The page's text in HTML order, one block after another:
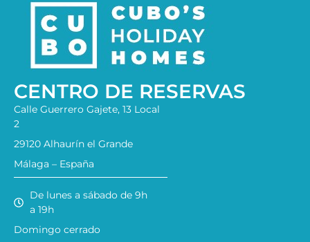
CENTRO DE RESERVAS
Calle Guerrero Gajete, 13 Local
2
29120 Alhaurín el Grande
Málaga – España
De lunes a sábado de 9h
a 19h
Domingo cerrado